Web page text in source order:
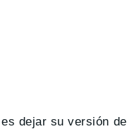
dejar su versión de